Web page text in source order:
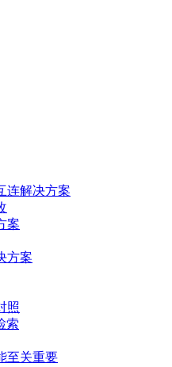
连解决方案
案
方案
照
索
至关重要